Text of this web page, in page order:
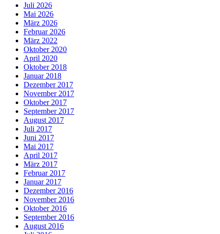
Juli 2026
Mai 2026
März 2026
Februar 2026
März 2022
Oktober 2020
April 2020
Oktober 2018
Januar 2018
Dezember 2017
November 2017
Oktober 2017
September 2017
August 2017
Juli 2017
Juni 2017
Mai 2017
April 2017
März 2017
Februar 2017
Januar 2017
Dezember 2016
November 2016
Oktober 2016
September 2016
August 2016